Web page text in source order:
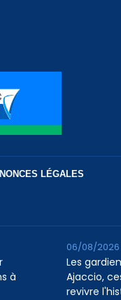
LÉGALES
à
Les
Ajaccio,
revivre
06/08/2026